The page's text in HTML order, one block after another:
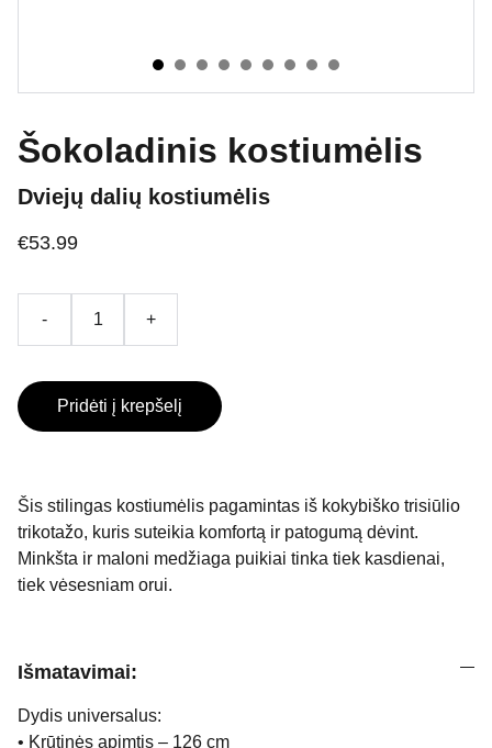
Šokoladinis kostiumėlis
Dviejų dalių kostiumėlis
€53.99
- +
Pridėti į krepšelį
Šis stilingas kostiumėlis pagamintas iš kokybiško trisiūlio
trikotažo, kuris suteikia komfortą ir patogumą dėvint.
Minkšta ir maloni medžiaga puikiai tinka tiek kasdienai,
tiek vėsesniam orui.
Išmatavimai:
Dydis universalus:
• Krūtinės apimtis – 126 cm